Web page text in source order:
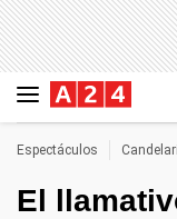
Espectáculos
El